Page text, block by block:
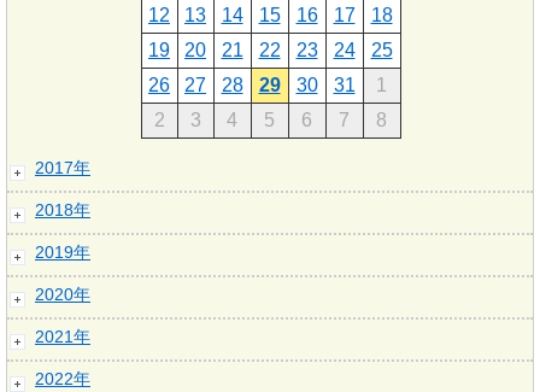
12
13 14 15 16 17
18
19
20 21 22 23 24
25
26
27 28 29 30 31
1
2
3 4 5 6 7 8
2017年
2018年
2019年
2020年
2021年
2022年